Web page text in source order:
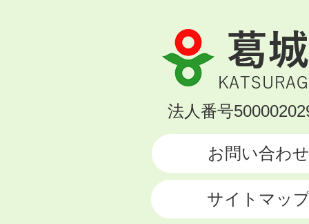
葛
城
市
KATSURAGI
法人番号
お問い合わせ
サイトマッ